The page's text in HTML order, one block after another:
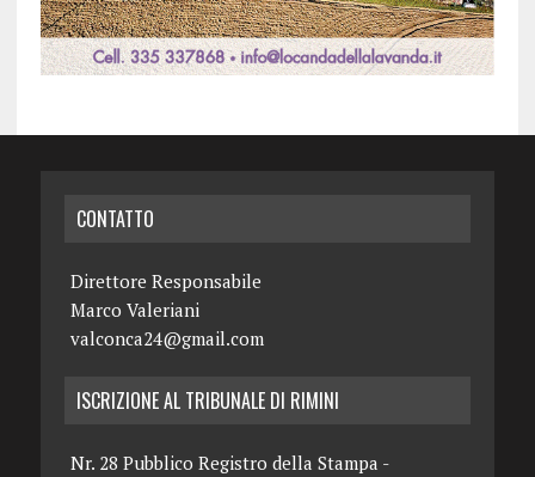
CONTATTO
Direttore Responsabile
Marco Valeriani
valconca24@gmail.com
ISCRIZIONE AL TRIBUNALE DI RIMINI
Nr. 28 Pubblico Registro della Stampa -